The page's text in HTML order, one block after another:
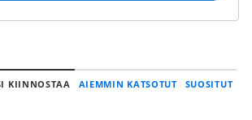
KIINNOSTAA AIEMMIN KATSOTUT SUOSITUT